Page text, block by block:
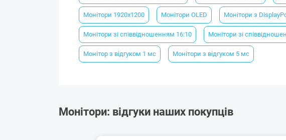
Монітори 1920х1200 Монітори OLED Монітори з
Монітори зі співвідношенням 16:10 Монітори зі
Монітор з відгуком 1 мс Монітори з відгуком 5 мс
Монітори: відгуки наших покупців